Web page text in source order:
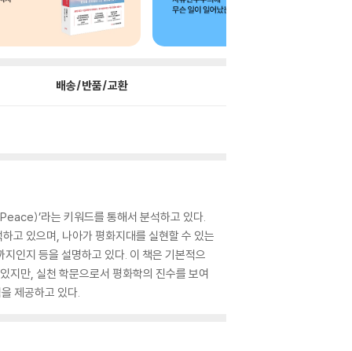
배송/반품/교환
라는 키워드를 통해서 분석하고 있다.
고 있으며, 나아가 평화지대를 실현할 수 있는
인지 등을 설명하고 있다. 이 책은 기본적으
지만, 실천 학문으로서 평화학의 진수를 보여
제공하고 있다.